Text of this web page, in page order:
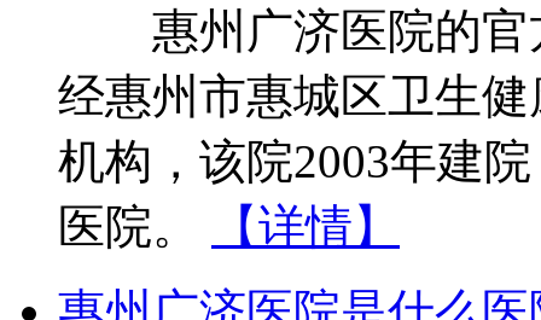
惠州广济医院的官
经惠州市惠城区卫生
机构，该院2003年建
医院。
【详情】